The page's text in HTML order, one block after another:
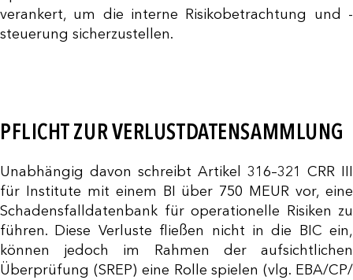
verankert, um die interne Risikobetrachtung und -
steuerung sicherzustellen.
PFLICHT ZUR VERLUSTDATENSAMMLUNG
Unabhängig davon schreibt Artikel 316–321 CRR III
für Institute mit einem BI über 750 MEUR vor, eine
Schadensfalldatenbank für operationelle Risiken zu
führen. Diese Verluste fließen nicht in die BIC ein,
können jedoch im Rahmen der aufsichtlichen
Überprüfung (SREP) eine Rolle spielen (vlg. EBA/CP/